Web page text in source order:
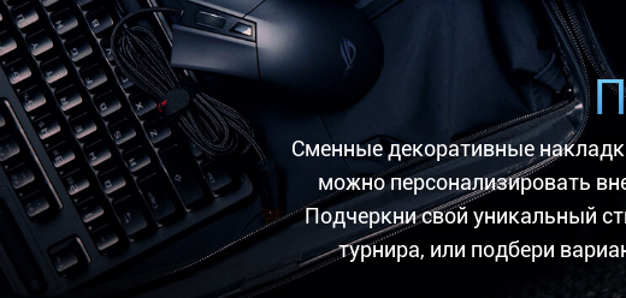
Сменные декоративные
можно персонализировать
Подчеркни свой уникальный
турнира, или подбери